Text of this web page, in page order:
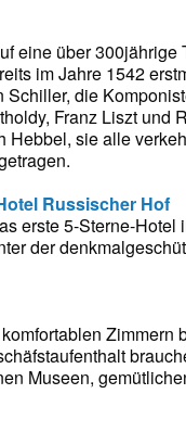
eine über
im Jahre 1542
die
Franz Liszt und
Hebbel, sie alle
Russischer Hof
erste 5-Sterne-
der
Museen,